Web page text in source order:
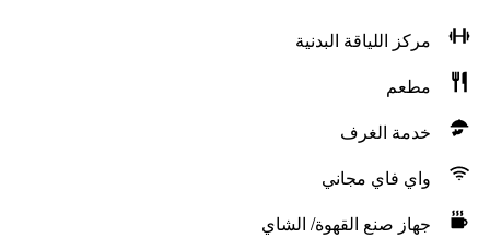
مركز اللياقة البدنية
مطعم
خدمة الغرف
واي فاي مجاني
جهاز صنع القهوة/ الشاي